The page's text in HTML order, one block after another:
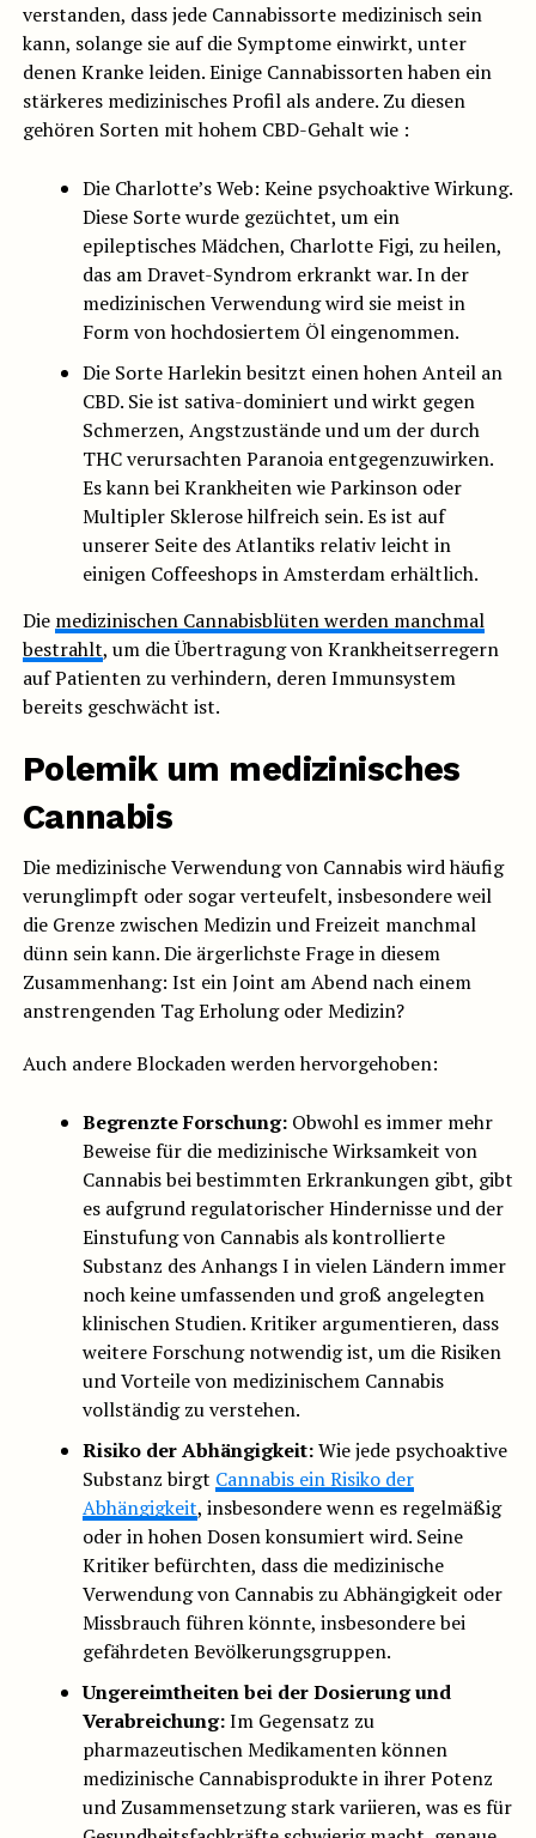
verstanden, dass jede Cannabissorte medizinisch sein
kann, solange sie auf die Symptome einwirkt, unter
denen Kranke leiden. Einige Cannabissorten haben ein
stärkeres medizinisches Profil als andere. Zu diesen
gehören Sorten mit hohem CBD-Gehalt wie :
Die Charlotte’s Web: Keine psychoaktive Wirkung.
Diese Sorte wurde gezüchtet, um ein
epileptisches Mädchen, Charlotte Figi, zu heilen,
das am Dravet-Syndrom erkrankt war. In der
medizinischen Verwendung wird sie meist in
Form von hochdosiertem Öl eingenommen.
Die Sorte Harlekin besitzt einen hohen Anteil an
CBD. Sie ist sativa-dominiert und wirkt gegen
Schmerzen, Angstzustände und um der durch
THC verursachten Paranoia entgegenzuwirken.
Es kann bei Krankheiten wie Parkinson oder
Multipler Sklerose hilfreich sein. Es ist auf
unserer Seite des Atlantiks relativ leicht in
einigen Coffeeshops in Amsterdam erhältlich.
Die medizinischen Cannabisblüten werden manchmal
bestrahlt, um die Übertragung von Krankheitserregern
auf Patienten zu verhindern, deren Immunsystem
bereits geschwächt ist.
Polemik um medizinisches
Cannabis
Die medizinische Verwendung von Cannabis wird häufig
verunglimpft oder sogar verteufelt, insbesondere weil
die Grenze zwischen Medizin und Freizeit manchmal
dünn sein kann. Die ärgerlichste Frage in diesem
Zusammenhang: Ist ein Joint am Abend nach einem
anstrengenden Tag Erholung oder Medizin?
Auch andere Blockaden werden hervorgehoben:
Begrenzte Forschung:Obwohl es immer mehr
Beweise für die medizinische Wirksamkeit von
Cannabis bei bestimmten Erkrankungen gibt, gibt
es aufgrund regulatorischer Hindernisse und der
Einstufung von Cannabis als kontrollierte
Substanz des Anhangs I in vielen Ländern immer
noch keine umfassenden und groß angelegten
klinischen Studien. Kritiker argumentieren, dass
weitere Forschung notwendig ist, um die Risiken
und Vorteile von medizinischem Cannabis
vollständig zu verstehen.
Risiko der Abhängigkeit:Wie jede psychoaktive
Substanz birgt Cannabis ein Risiko der
Abhängigkeit, insbesondere wenn es regelmäßig
oder in hohen Dosen konsumiert wird. Seine
Kritiker befürchten, dass die medizinische
Verwendung von Cannabis zu Abhängigkeit oder
Missbrauch führen könnte, insbesondere bei
gefährdeten Bevölkerungsgruppen.
Ungereimtheiten bei der Dosierung und
Verabreichung:Im Gegensatz zu
pharmazeutischen Medikamenten können
medizinische Cannabisprodukte in ihrer Potenz
und Zusammensetzung stark variieren, was es für